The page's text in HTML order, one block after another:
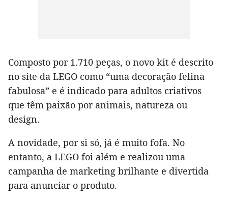
Composto por 1.710 peças, o novo kit é descrito
no site da LEGO como “uma decoração felina
fabulosa” e é indicado para adultos criativos
que têm paixão por animais, natureza ou
design.
A novidade, por si só, já é muito fofa. No
entanto, a LEGO foi além e realizou uma
campanha de marketing brilhante e divertida
para anunciar o produto.